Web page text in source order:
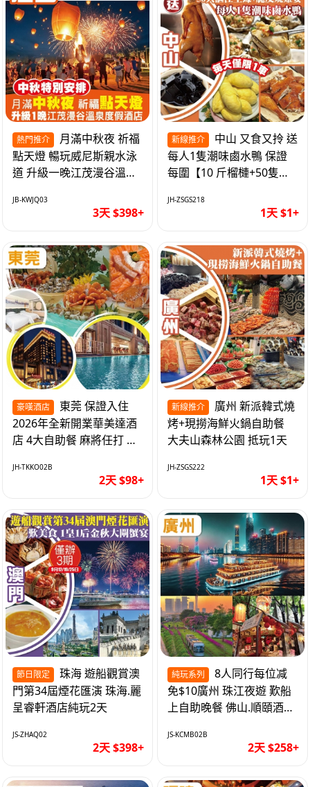
熱門推介
點天燈 暢玩威尼斯親水泳
道 升級一晚江茂漫谷溫泉
純玩3天
JB-KWJQ03
3天 $398+
新線推介
每人1隻潮味鹵水鴨 保證
每圍【10 斤榴槤+50隻湛
1天
JH-ZSGS218
1天 $1+
豪嘆酒店
2026年全新開業華美達酒
店 4大自助餐 麻將任打 抵
JH-TKKO02B
2天 $98+
新線推介
烤+現撈海鮮火鍋自助餐
大夫山森林公園 抵玩1天
JH-ZSGS222
1天 $1+
節日限定
門第34屆煙花匯演 珠海.麗
呈睿軒酒店純玩2天
JS-ZHAQ02
2天 $398+
純玩系列
免$10廣州 珠江夜遊 歎船
上自助晚餐 佛山.順頤酒店
JS-KCMB02B
2天 $258+